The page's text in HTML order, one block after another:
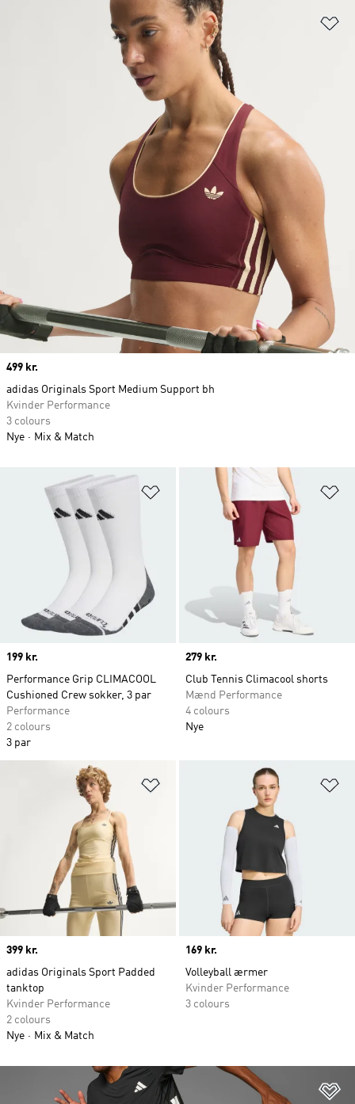
Føj til ønskeliste
Price
199 kr.
Performance Grip CLIMACOOL
Cushioned Crew sokker, 3 par
Performance
2 colours
3 par
Price
279 kr.
Club Tennis Climacool shorts
Mænd Performance
4 colours
Nye
Føj til ønskeliste
Price
399 kr.
adidas Originals Sport Padded
tanktop
Kvinder Performance
2 colours
Nye
Mix & Match
Price
169 kr.
Volleyball ærmer
Kvinder Performance
3 colours
Price
499 kr.
adidas Originals Sport Medium Support bh
Kvinder Performance
3 colours
Nye
Mix & Match